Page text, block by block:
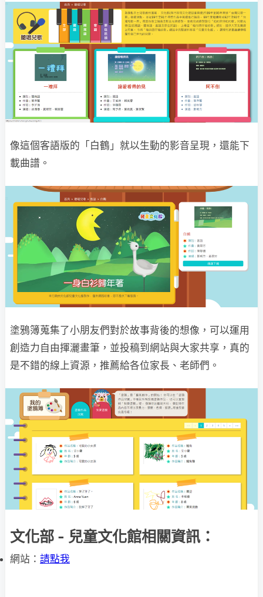
像這個客語版的「白鶴」就以生動的影音呈現，還能下
載曲譜。
塗鴉簿蒐集了小朋友們對於故事背後的想像，可以運用
創造力自由揮灑畫筆，並投稿到網站與大家共享，真的
是不錯的線上資源，推薦給各位家長、老師們。
文化部 - 兒童文化館相關資訊：
網站： 請點我